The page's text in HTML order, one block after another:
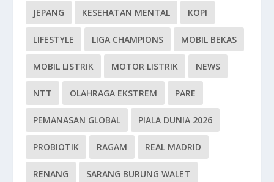
JEPANG KESEHATAN MENTAL KOPI
LIFESTYLE LIGA CHAMPIONS MOBIL BEKAS
MOBIL LISTRIK MOTOR LISTRIK NEWS
NTT OLAHRAGA EKSTREM PARE
PEMANASAN GLOBAL PIALA DUNIA 2026
PROBIOTIK RAGAM REAL MADRID
RENANG SARANG BURUNG WALET